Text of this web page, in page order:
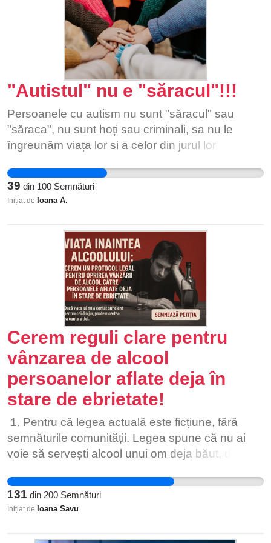
"Autistul" nu e "săracul"!!!
Persoanele cu autism nu sunt "săracul" sau
"săraca", nu sunt hoți sau criminali, sa nu le
îngreunăm viața lor si a celor din jurul lor
batjocorindu-i sau considerandu-i inferiori! Haideți
să nu mai căutăm tipare, sa nu mai căutăm să ne
încadrăm in niste limite!
39 din 100 Semnături
Inițiat de Ioana A.
Cerem reguli clare pentru
vânzarea de alcool
persoanelor aflate deja în
stare de ebrietate!
1. Pentru că legea actuală este ficțiune, fără
semnăturile comunității. Legea spune că nu ai
voie să servești alcool unui om deja băut, dar nu
presiune civică, legea va rămâne ca și până
acum, teorie nefolositoare. 2. Pentru că există o
posibilitate mare ca fiecare român să cunoască
131 din 200 Semnături
Inițiat de Ioana Savu